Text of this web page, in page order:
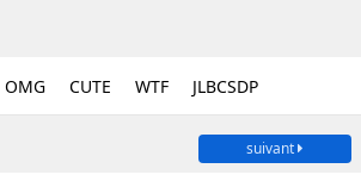
OMG CUTE WTF JLBCSDP
suivant